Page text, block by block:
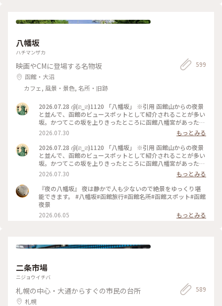
八幡坂
ハチマンザカ
映画やCMに登場する名物坂
函館・大沼
カフェ, 風景・景色, 名所・旧跡
599
2026.07.28 ദ്ദി(⎚_⎚)1120 「八幡坂」 ※引用 函館山からの夜景
と並んで、函館のビュースポットとして紹介されることが多い
坂。かつてこの坂を上りきったところに函館八幡宮があったと
され、名前の由来となっている。 日中来たのは初めてでした
😄 あまり、うまく撮れてないですが😅 で、そこから近隣を
散歩しましたが、やはり日中に歩くと色々発見しますね👀✨️ 画
像はありませんが、最近北海道の情報番組では取り上げてる話
題の「街角クレープ」を見つけました🤤 ※気になる方はググ
ってみてください（笑） 最後にそのまま金森倉庫まで歩いて、
買物してました✨️ #北海道#函館市#八幡坂#船魂神社#カトリッ
ク教会#金森倉庫#散歩#観光#函館旅行
2026.07.30
もっとみる
2026.07.28 ദ്ദി(⎚_⎚)1120 「八幡坂」 ※引用 函館山からの夜景
と並んで、函館のビュースポットとして紹介されることが多い
坂。かつてこの坂を上りきったところに函館八幡宮があったと
され、名前の由来となっている。 日中来たのは初めてでした
😄 あまり、うまく撮れてないですが😅 で、そこから近隣を
散歩しましたが、やはり日中に歩くと色々発見しますね👀✨️ 画
像はありませんが、最近話題の「街角クレープ」を見つけまし
た🤤 #北海道#函館市#八幡坂#カトリック教会#船魂神社#散歩
2026.07.30
もっとみる
『夜の八幡坂』 夜は静かで人も少ないので絶景をゆっくり堪
能できます。 #八幡坂#函館旅行#函館名所#函館スポット#函館
夜景
2026.06.05
もっとみる
二条市場
ニジョウイチバ
札幌の中心・大通からすぐの市民の台所
札幌
589